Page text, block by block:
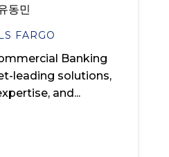
동민
FARGO
Banking
leading solutions,
and...